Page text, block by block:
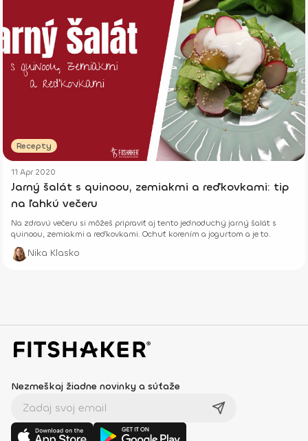
Recepty
11 Apr 2020
Jarný šalát s quinoou, zemiakmi a reďkovkami: tip
na ľahkú večeru
Na zdravú večeru si môžeš pripraviť aj tento jednoduchý jarný šalát s
quinoou, zemiakmi a reďkovkami. Ochuť korením a jogurtom a je to.
Nika Klasko
Nezmeškaj žiadne novinky a súťaže